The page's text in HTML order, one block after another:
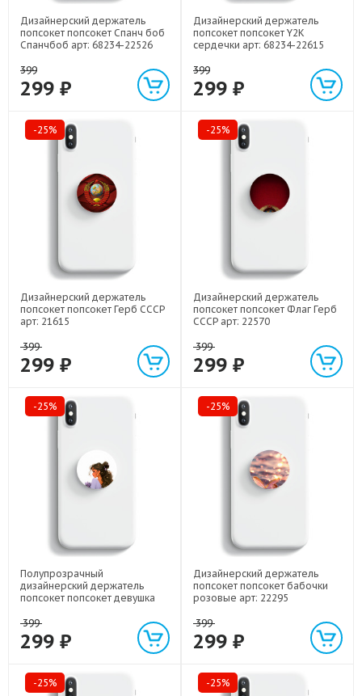
Дизайнерский держатель
попсокет попсокет Спанч боб
Спанчбоб арт: 68234-22526
399
299 ₽
Дизайнерский держатель
попсокет попсокет Y2K
сердечки арт: 68234-22615
399
299 ₽
-25%
Дизайнерский держатель
попсокет попсокет Герб СССР
арт: 21615
399
299 ₽
-25%
Дизайнерский держатель
попсокет попсокет Флаг Герб
СССР арт: 22570
399
299 ₽
-25%
Полупрозрачный
дизайнерский держатель
попсокет попсокет девушка
399
299 ₽
-25%
Дизайнерский держатель
попсокет попсокет бабочки
розовые арт: 22295
399
299 ₽
-25% -25%